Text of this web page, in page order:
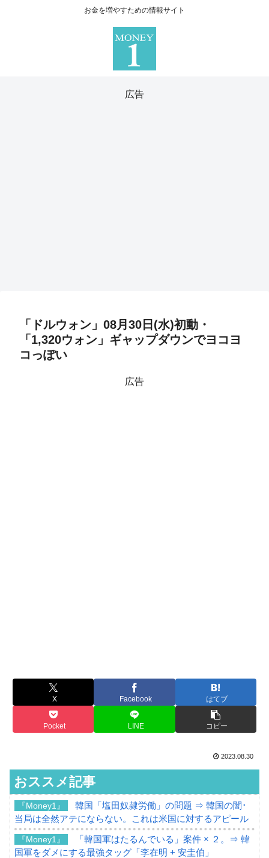
お金を増やすための情報サイト
広告
「ドルウォン」08月30日(水)初動・
「1,320ウォン」ギャップダウンでヨコヨ
コっぽい
広告
X Facebook はてブ
Pocket LINE コピー
2023.08.30
おススメ記事
『Money1』
韓国「塩田奴隷労働」の問題 ⇒ 韓国の闇･
当局は全然アテにならない。これは米国に対するアピール
『Money1』
「韓国軍はたるんでいる」案件 × ２。⇒ 韓
国軍をダメにする最強タッグ「李在明 + 安圭伯」